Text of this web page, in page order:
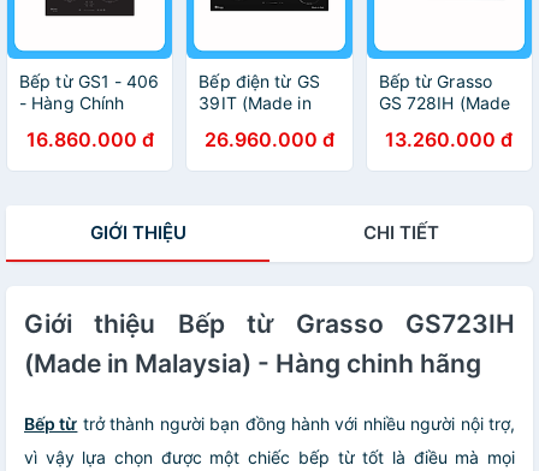
Bếp từ GS1 - 406
- Hàng Chính
16.860.000 đ
Bếp điện từ GS
39IT (Made in
Chính Hãng
26.960.000 đ
Bếp từ Grasso
GS 728IH (Made
Hàng chính hãng
13.260.000 đ
GIỚI THIỆU CHI TIẾT
Giới thiệu Bếp từ Grasso GS723IH
(Made in Malaysia) - Hàng chinh hãng
Bếp từ trở thành người bạn đồng hành với nhiều người nội trợ,
vì vậy lựa chọn được một chiếc bếp từ tốt là điều mà mọi